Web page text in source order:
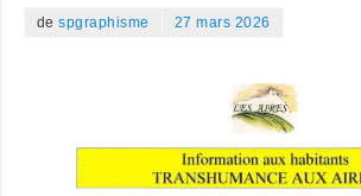
despgraphisme 27 mars 2026